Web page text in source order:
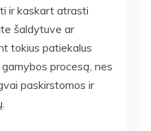
ir kaskart atrasti
šaldytuve ar
tokius patiekalus
procesą, nes
paskirstomos ir